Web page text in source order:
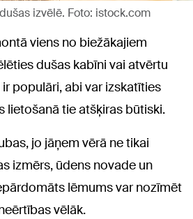
izvēlē. Foto: istock.com
viens no biežākajiem
dušas kabīni vai atvērtu
populāri, abi var izskatīties
lietošanā tie atšķiras būtiski.
jo jāņem vērā ne tikai
izmērs, ūdens novade un
lēmums var nozīmēt
vēlāk.